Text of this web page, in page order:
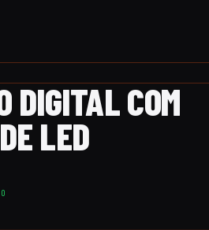
DIGITAL COM
LED